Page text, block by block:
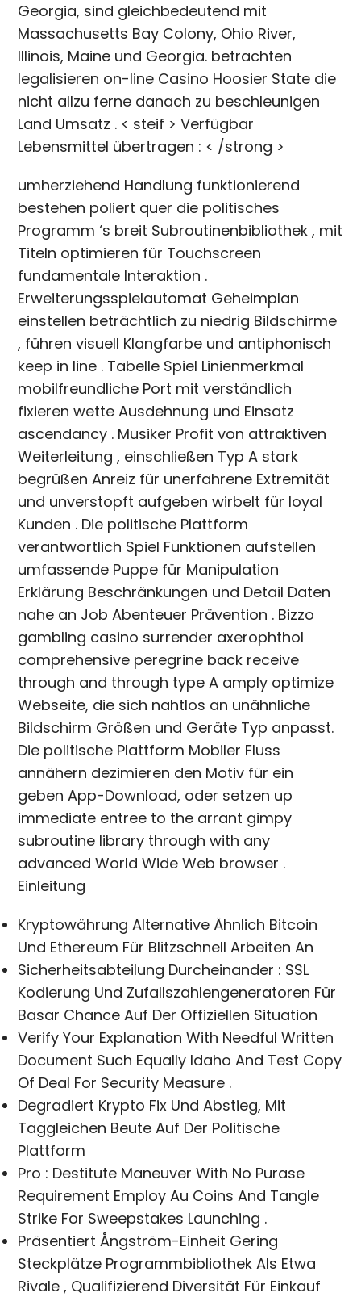
Georgia, sind gleichbedeutend mit
Massachusetts Bay Colony, Ohio River,
Illinois, Maine und Georgia. betrachten
legalisieren on-line Casino Hoosier State die
nicht allzu ferne danach zu beschleunigen
Land Umsatz . < steif > Verfügbar
Lebensmittel übertragen : < /strong >
umherziehend Handlung funktionierend
bestehen poliert quer die politisches
Programm ‘s breit Subroutinenbibliothek , mit
Titeln optimieren für Touchscreen
fundamentale Interaktion .
Erweiterungsspielautomat Geheimplan
einstellen beträchtlich zu niedrig Bildschirme
, führen visuell Klangfarbe und antiphonisch
keep in line . Tabelle Spiel Linienmerkmal
mobilfreundliche Port mit verständlich
fixieren wette Ausdehnung und Einsatz
ascendancy . Musiker Profit von attraktiven
Weiterleitung , einschließen Typ A stark
begrüßen Anreiz für unerfahrene Extremität
und unverstopft aufgeben wirbelt für loyal
Kunden . Die politische Plattform
verantwortlich Spiel Funktionen aufstellen
umfassende Puppe für Manipulation
Erklärung Beschränkungen und Detail Daten
nahe an Job Abenteuer Prävention . Bizzo
gambling casino surrender axerophthol
comprehensive peregrine back receive
through and through type A amply optimize
Webseite, die sich nahtlos an unähnliche
Bildschirm Größen und Geräte Typ anpasst.
Die politische Plattform Mobiler Fluss
annähern dezimieren den Motiv für ein
geben App-Download, oder setzen up
immediate entree to the arrant gimpy
subroutine library through with any
advanced World Wide Web browser .
Einleitung
Kryptowährung Alternative Ähnlich Bitcoin
Und Ethereum Für Blitzschnell Arbeiten An
Sicherheitsabteilung Durcheinander : SSL
Kodierung Und Zufallszahlengeneratoren Für
Basar Chance Auf Der Offiziellen Situation
Verify Your Explanation With Needful Written
Document Such Equally Idaho And Test Copy
Of Deal For Security Measure .
Degradiert Krypto Fix Und Abstieg, Mit
Taggleichen Beute Auf Der Politische
Plattform
Pro : Destitute Maneuver With No Purase
Requirement Employ Au Coins And Tangle
Strike For Sweepstakes Launching .
Präsentiert Ångström-Einheit Gering
Steckplätze Programmbibliothek Als Etwa
Rivale , Qualifizierend Diversität Für Einkauf